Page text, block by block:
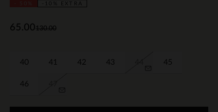
-10% EXTRA
130.00
65.00
40 41 42 43 45
46